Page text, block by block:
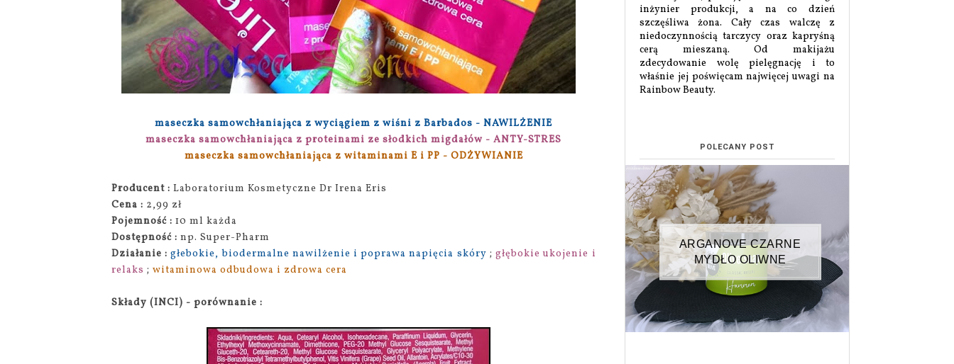
maseczka samowchłaniająca z wyciągiem z wiśni z Barbados - NAWILŻENIE
maseczka samowchłaniająca z proteinami ze słodkich migdałów - ANTY-STRES
maseczka samowchłaniająca z witaminami E i PP - ODŻYWIANIE
Producent : Laboratorium Kosmetyczne Dr Irena Eris
Cena : 2,99 zł
Pojemność : 10 ml każda
Dostępność : np. Super-Pharm
Działanie : głebokie, biodermalne nawilżenie i poprawa napięcia skóry ;głębokie ukojenie i
relaks ; witaminowa odbudowa i zdrowa cera
Składy (INCI) - porównanie :
inżynier produkcji, a na co dzień
szczęśliwa żona. Cały czas walczę z
niedoczynnością tarczycy oraz kapryśną
cerą mieszaną. Od makijażu
zdecydowanie wolę pielęgnację i to
właśnie jej poświęcam najwięcej uwagi na
Rainbow Beauty.
POLECANY POST
ARGANOVE CZARNE
MYDŁO OLIWNE